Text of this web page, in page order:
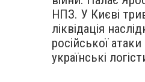
НПЗ. У Києві
ліквідація
російської атаки
українські